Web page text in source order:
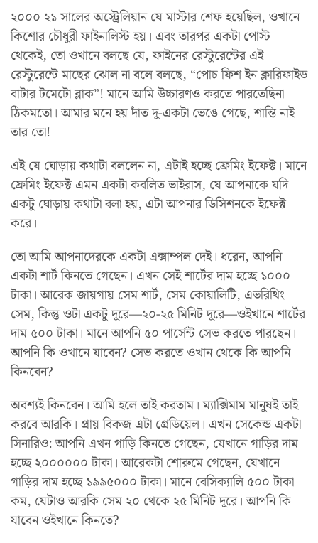
২০০০ ২১ সালের অস্ট্রেলিয়ান যে মাস্টার শেফ হয়েছিল, ওখানে
কিশোর চৌধুরী ফাইনালিস্ট হয়। এবং তারপর একটা পোস্ট
থেকেই, তো ওখানে বলছে যে, ফাইনের রেস্টুরেন্টের এই
রেস্টুরেন্টে মাছের ঝোল না বলে বলছে, “পোচ ফিশ ইন ক্লারিফাইড
বাটার টমেটো ব্লাক”! মানে আমি উচ্চারণও করতে পারতেছিনা
ঠিকমতো। আমার মনে হয় দাঁত দু-একটা ভেঙে গেছে, শান্তি নাই
তার তো!
এই যে ঘোড়ায় কথাটা বললেন না, এটাই হচ্ছে ফ্রেমিং ইফেক্ট। মানে
ফ্রেমিং ইফেক্ট এমন একটা কবলিত ভাইরাস, যে আপনাকে যদি
একটু ঘোড়ায় কথাটা বলা হয়, এটা আপনার ডিসিশনকে ইফেক্ট
করে।
তো আমি আপনাদেরকে একটা এক্সাম্পল দেই। ধরেন, আপনি
একটা শার্ট কিনতে গেছেন। এখন সেই শার্টের দাম হচ্ছে ১০০০
টাকা। আরেক জায়গায় সেম শার্ট, সেম কোয়ালিটি, এভরিথিং
সেম, কিন্তু ওটা একটু দূরে—২০-২৫ মিনিট দূরে—ওইখানে শার্টের
দাম ৫০০ টাকা। মানে আপনি ৫০ পার্সেন্ট সেভ করতে পারছেন।
আপনি কি ওখানে যাবেন? সেভ করতে ওখান থেকে কি আপনি
কিনবেন?
অবশ্যই কিনবেন। আমি হলে তাই করতাম। ম্যাক্সিমাম মানুষই তাই
করবে আরকি। প্রায় বিকজ এটা গ্রেডিয়েল। এখন সেকেন্ড একটা
সিনারিও: আপনি এখন গাড়ি কিনতে গেছেন, যেখানে গাড়ির দাম
হচ্ছে ২০০০০০০ টাকা। আরেকটা শোরুমে গেছেন, যেখানে
গাড়ির দাম হচ্ছে ১৯৯৫০০০ টাকা। মানে বেসিক্যালি ৫০০ টাকা
কম, যেটাও আরকি সেম ২০ থেকে ২৫ মিনিট দূরে। আপনি কি
যাবেন ওইখানে কিনতে?